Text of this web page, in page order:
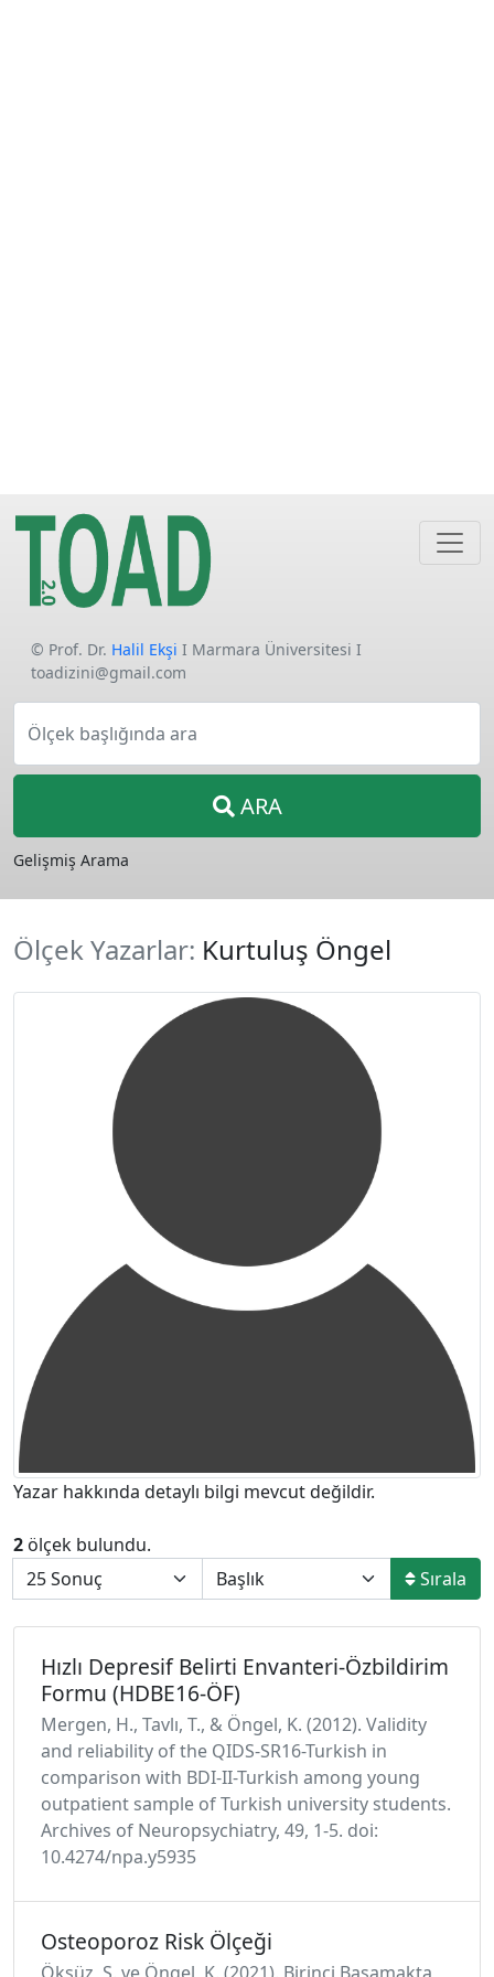
© Prof. Dr. Halil Ekşi I Marmara Üniversitesi I
toadizini@gmail.com
Ölçek başlığında ara
ARA
Gelişmiş Arama
Ölçek Yazarlar: Kurtuluş Öngel
Yazar hakkında detaylı bilgi mevcut değildir.
2 ölçek bulundu.
Sırala
Hızlı Depresif Belirti Envanteri-Özbildirim
Formu (HDBE16-ÖF)
Mergen, H., Tavlı, T., & Öngel, K. (2012). Validity
and reliability of the QIDS-SR16-Turkish in
comparison with BDI-II-Turkish among young
outpatient sample of Turkish university students.
Archives of Neuropsychiatry, 49, 1-5. doi:
10.4274/npa.y5935
Osteoporoz Risk Ölçeği